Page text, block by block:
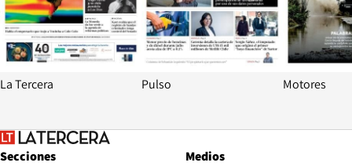
La Tercera Pulso Motores
Secciones
Medios